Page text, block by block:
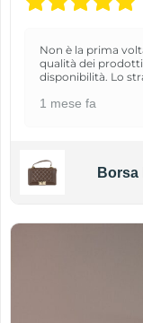
Non è la prima
qualità dei
disponibilità. Lo
1 mese fa
Borsa